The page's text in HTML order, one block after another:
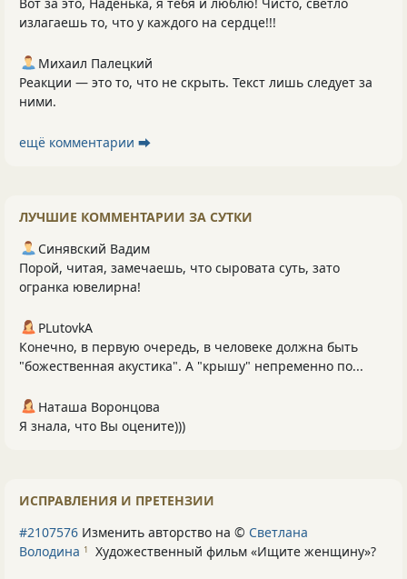
излагаешь то, что у каждого на сердце!!!
Михаил Палецкий
Реакции — это то, что не скрыть. Текст лишь следует за
ними.
ещё комментарии ⮕
ЛУЧШИЕ КОММЕНТАРИИ ЗА СУТКИ
Синявский Вадим
Порой, читая, замечаешь, что сыровата суть, зато
огранка ювелирна!
PLutоvkА
Конечно, в первую очередь, в человеке должна быть
"божественная акустика". А "крышу" непременно по...
Наташа Воронцова
Я знала, что Вы оцените)))
ИСПРАВЛЕНИЯ И ПРЕТЕНЗИИ
#2107576 Изменить авторство на © Светлана
Володина 1 Художественный фильм «Ищите женщину»?